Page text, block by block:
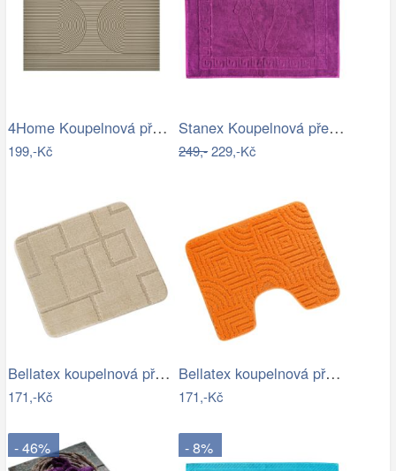
4Home Koupelnová předložka Infinity, 40…
199,-Kč
Stanex Koupelnová předložka Mexico…
249,-229,-Kč
Bellatex koupelnová předložka BANY…
171,-Kč
Bellatex koupelnová předložka BANY…
171,-Kč
- 46% - 8%